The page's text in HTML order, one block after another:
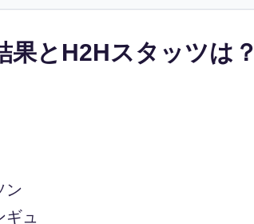
果とH2Hスタッツは？
ン
ギュ